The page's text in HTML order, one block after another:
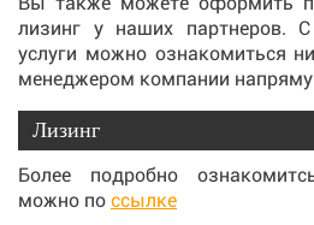
лизинг у наших партнеров.
услуги можно ознакомиться
менеджером компании
Лизинг
Более подробно
можно по ссылке